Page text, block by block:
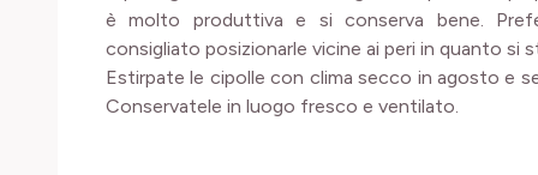
è molto produttiva e si conserva bene.
consigliato posizionarle vicine ai peri in quanto si
Estirpate le cipolle con clima secco in agosto e
Conservatele in luogo fresco e ventilato.